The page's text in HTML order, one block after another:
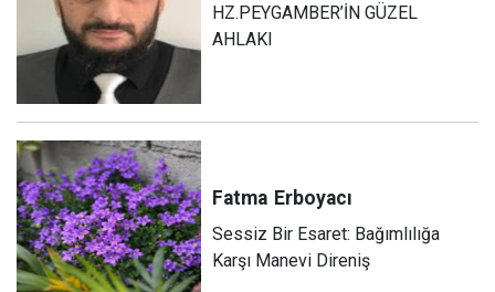
HZ.PEYGAMBER’İN GÜZEL
AHLAKI
Fatma Erboyacı
Sessiz Bir Esaret: Bağımlılığa
Karşı Manevi Direniş